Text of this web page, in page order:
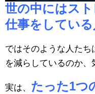
世の中にはス
仕事をしている
ではそのような人たち
を減らしているのか、
実は、 たった1つ